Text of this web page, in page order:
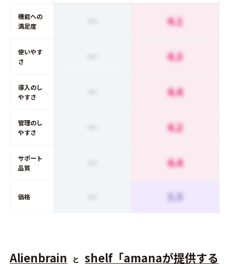
機能への
満足度
4.1
使いやす
さ
4.3
導入のし
やすさ
4.4
管理のし
やすさ
4.2
サポート
品質
4.4
価格 3.5
Alienbrain と
shelf「amanaが提供する